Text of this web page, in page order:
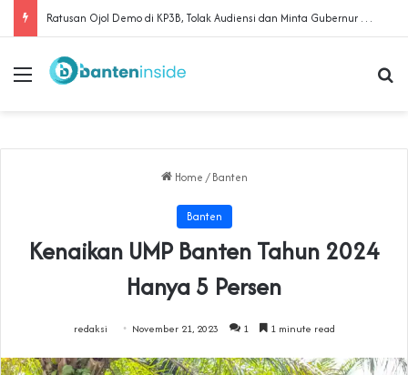
‎Ratusan Ojol Demo di KP3B, Tolak Audiensi dan Minta Gubernur Temui Massa
Menu
Home / Banten
Banten
Kenaikan UMP Banten Tahun 2024
Hanya 5 Persen
redaksi November 21, 2023 1 1 minute read